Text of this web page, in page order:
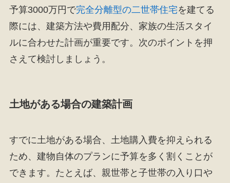
予算3000万円で完全分離型の二世帯住宅を建てる
際には、建築方法や費用配分、家族の生活スタイ
ルに合わせた計画が重要です。次のポイントを押
さえて検討しましょう。
土地がある場合の建築計画
すでに土地がある場合、土地購入費を抑えられる
ため、建物自体のプランに予算を多く割くことが
できます。たとえば、親世帯と子世帯の入り口や